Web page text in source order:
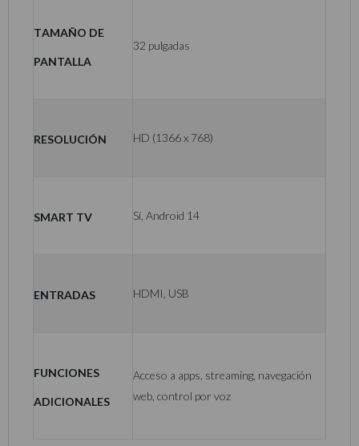
Tamaño de
pantalla
32 pulgadas
Resolución HD (1366 x 768)
Smart TV Sí, Android 14
Entradas HDMI, USB
Funciones
adicionales
Acceso a apps, streaming, navegación
web, control por voz